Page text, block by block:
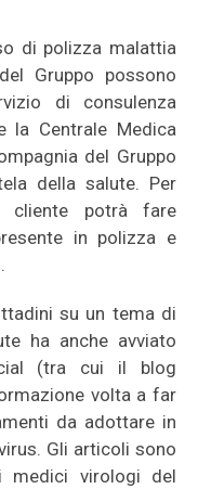
di polizza malattia
Gruppo possono
di consulenza
la Centrale Medica
del Gruppo
della salute. Per
cliente potrà fare
in polizza e
su un tema di
ha anche avviato
(tra cui il blog
volta a far
da adottare in
Gli articoli sono
medici virologi del